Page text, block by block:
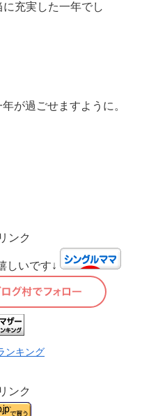
充実した一年でし
が過ごせますように。
ンク
しいです↓
ンキング
ンク